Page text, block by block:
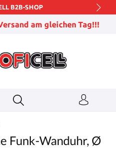
B2B-SHOP
am gleichen Tag!!!
Funk-Wanduhr, Ø